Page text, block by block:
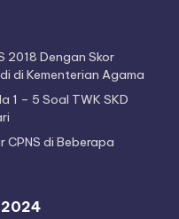
2018 Dengan Skor
di Kementerian Agama
1 – 5 Soal TWK SKD
di Beberapa
2024